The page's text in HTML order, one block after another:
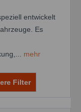
entwickelt
Es
mehr
Filter